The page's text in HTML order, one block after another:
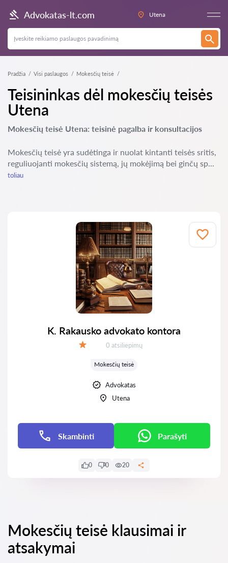
Advokatas-lt.com Utena
Pradžia Visi paslaugos Mokesčių teisė
Teisininkas dėl mokesčių teisės
Utena
Mokesčių teisė Utena: teisinė pagalba ir konsultacijos
Mokesčių teisė yra sudėtinga ir nuolat kintanti teisės sritis,
reguliuojanti mokesčių sistemą, jų mokėjimą bei ginčų sp...
toliau
K. Rakausko advokato kontora
Atsiliepimų:
0 atsiliepimų
Mokesčių teisė
Advokatas
Utena
Skambinti Parašyti
0 0 20
Mokesčių teisė klausimai ir
atsakymai